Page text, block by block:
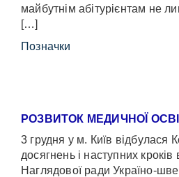
майбутнім абітурієнтам не
[…]
Позначки
РОЗВИТОК МЕДИЧНОЇ
3 грудня у м. Київ відбулася
досягнень і наступних
Наглядової ради Україно-